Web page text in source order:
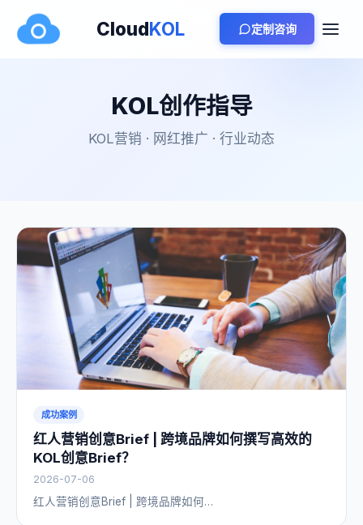
CloudKOL 定制咨询
KOL创作指导
KOL营销 · 网红推广 · 行业动态
成功案例
红人营销创意Brief | 跨境品牌如何撰写高效的
KOL创意Brief？
2026-07-06
红人营销创意Brief | 跨境品牌如何…